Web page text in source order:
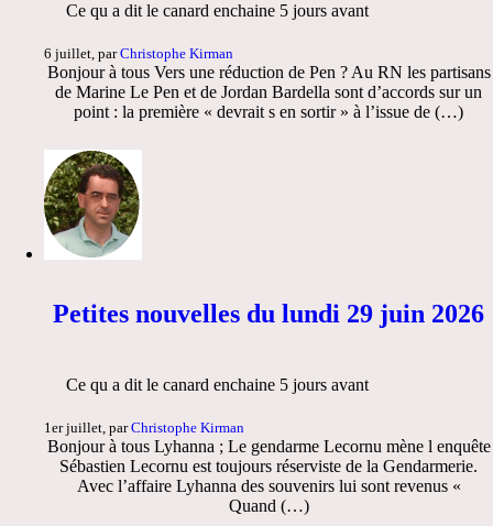
Ce qu a dit le canard enchaine 5 jours avant
6 juillet, parChristophe Kirman
Bonjour à tous Vers une réduction de Pen ? Au RN les partisans
de Marine Le Pen et de Jordan Bardella sont d’accords sur un
point : la première « devrait s en sortir » à l’issue de (…)
Petites nouvelles du lundi 29 juin 2026
Ce qu a dit le canard enchaine 5 jours avant
1er juillet, parChristophe Kirman
Bonjour à tous Lyhanna ; Le gendarme Lecornu mène l enquête
Sébastien Lecornu est toujours réserviste de la Gendarmerie.
Avec l’affaire Lyhanna des souvenirs lui sont revenus «
Quand (…)